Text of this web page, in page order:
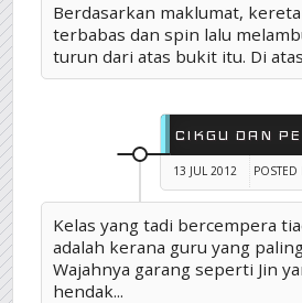
Berdasarkan maklumat,
terbabas dan spin lalu
turun dari atas bukit itu. Di
CIKGU DAN
13 JUL 2012 POSTED
Kelas yang tadi bercempera
adalah kerana guru yang
Wajahnya garang seperti Jin
hendak...